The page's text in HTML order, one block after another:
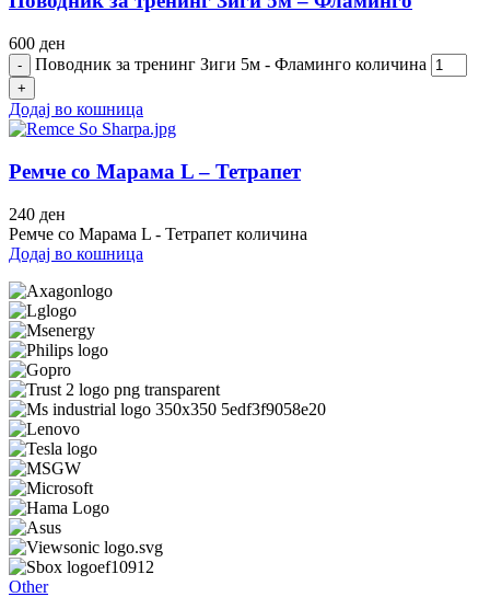
600 ден
Поводник за тренинг Зиги 5м - Фламинго количина
Додај во кошница
Ремче со Марама L – Тетрапет
240 ден
Ремче со Марама L - Тетрапет количина
Додај во кошница
Other